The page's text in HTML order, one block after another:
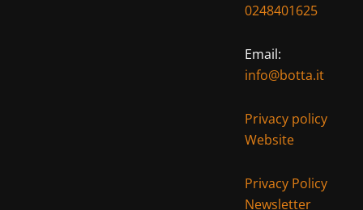
0248401625
Email:
info@botta.it
Privacy policy
Website
Privacy Policy
Newsletter